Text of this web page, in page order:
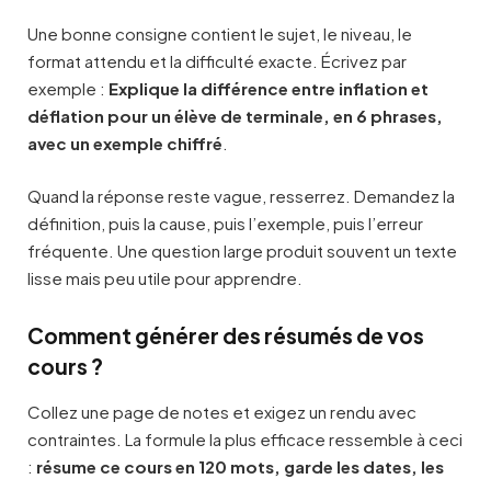
Une bonne consigne contient le sujet, le niveau, le
format attendu et la difficulté exacte. Écrivez par
exemple : Explique la différence entre inflation et
déflation pour un élève de terminale, en 6 phrases,
avec un exemple chiffré
Quand la réponse reste vague, resserrez. Demandez la
définition, puis la cause, puis l’exemple, puis l’erreur
fréquente. Une question large produit souvent un texte
lisse mais peu utile pour apprendre.
Comment générer des résumés de vos
cours ?
Collez une page de notes et exigez un rendu avec
contraintes. La formule la plus efficace ressemble à ceci
: résume ce cours en 120 mots, garde les dates, les